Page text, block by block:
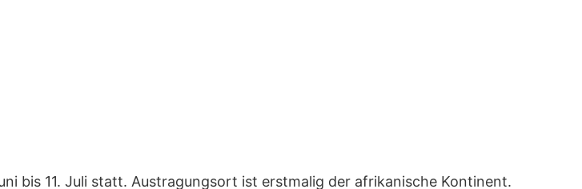
bis 11. Juli statt. Austragungsort ist erstmalig der afrikanische Kontinent.